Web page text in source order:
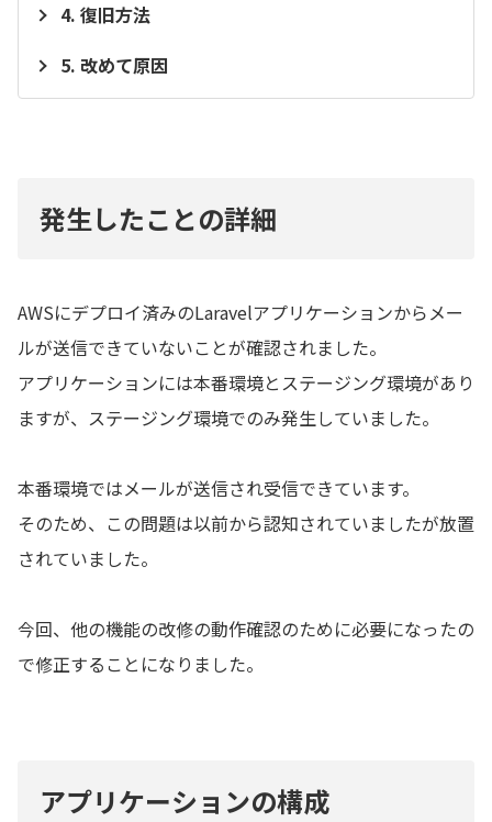
復旧方法
改めて原因
発生したことの詳細
AWSにデプロイ済みのLaravelアプリケーションからメー
ルが送信できていないことが確認されました。
アプリケーションには本番環境とステージング環境があり
ますが、ステージング環境でのみ発生していました。
本番環境ではメールが送信され受信できています。
そのため、この問題は以前から認知されていましたが放置
されていました。
今回、他の機能の改修の動作確認のために必要になったの
で修正することになりました。
アプリケーションの構成